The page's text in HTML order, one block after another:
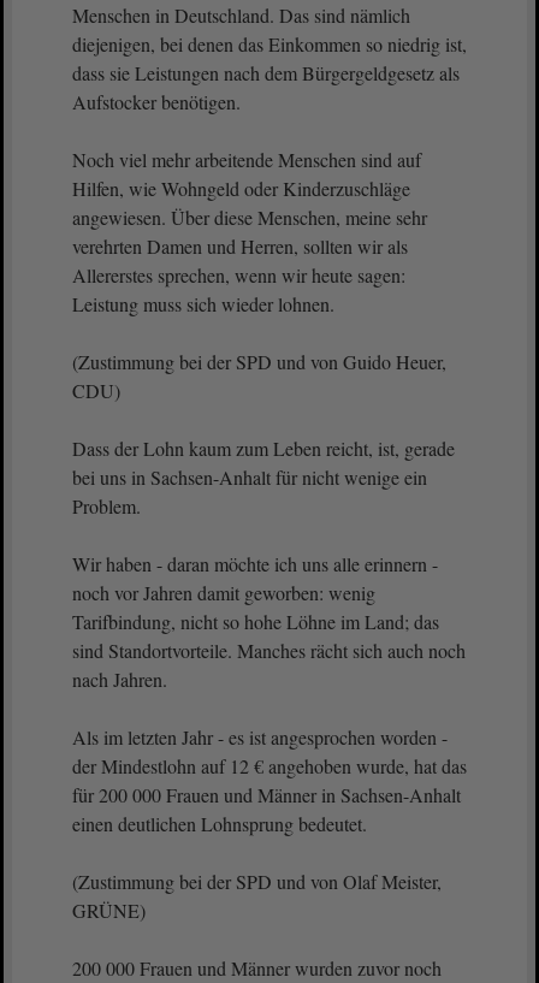
Menschen in Deutschland. Das sind nämlich
diejenigen, bei denen das Einkommen so niedrig ist,
dass sie Leistungen nach dem Bürgergeldgesetz als
Aufstocker benötigen.
Noch viel mehr arbeitende Menschen sind auf
Hilfen, wie Wohngeld oder Kinderzuschläge
angewiesen. Über diese Menschen, meine sehr
verehrten Damen und Herren, sollten wir als
Allererstes sprechen, wenn wir heute sagen:
Leistung muss sich wieder lohnen.
(Zustimmung bei der SPD und von Guido Heuer,
CDU)
Dass der Lohn kaum zum Leben reicht, ist, gerade
bei uns in Sachsen-Anhalt für nicht wenige ein
Problem.
Wir haben - daran möchte ich uns alle erinnern -
noch vor Jahren damit geworben: wenig
Tarifbindung, nicht so hohe Löhne im Land; das
sind Standortvorteile. Manches rächt sich auch noch
nach Jahren.
Als im letzten Jahr - es ist angesprochen worden -
der Mindestlohn auf 12 € angehoben wurde, hat das
für 200 000 Frauen und Männer in Sachsen-Anhalt
einen deutlichen Lohnsprung bedeutet.
(Zustimmung bei der SPD und von Olaf Meister,
GRÜNE)
200 000 Frauen und Männer wurden zuvor noch